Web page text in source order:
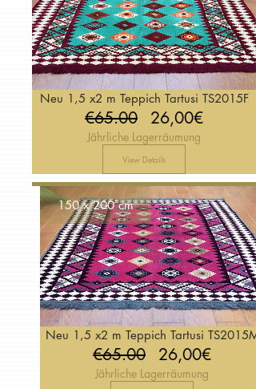
Neu 1,5 x2 m Teppich Tartusi TS2015F
€65.00
Regular
Price
26,00€Price
Jährliche Lagerräumung
View Details
150 x 200 cm
Neu 1,5 x2 m Teppich Tartusi TS2015M
€65.00
Regular
Price
26,00€Price
Jährliche Lagerräumung